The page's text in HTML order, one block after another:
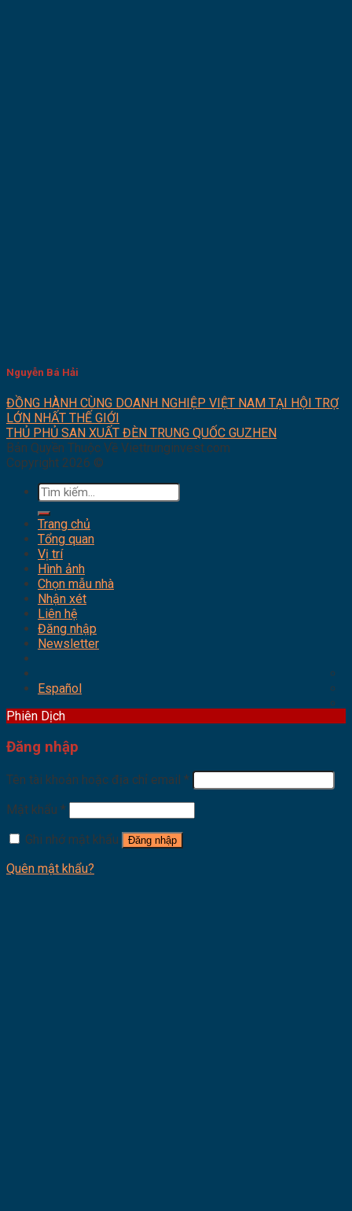
Nguyễn Bá Hải
ĐỒNG HÀNH CÙNG DOANH NGHIỆP VIỆT NAM TẠI HỘI TRỢ
LỚN NHẤT THẾ GIỚI
THỦ PHỦ SAN XUẤT ĐÈN TRUNG QUỐC GUZHEN
Bản Quyền Thuộc Về Viettrunginvest.com
Copyright 2026 ©
Tìm
kiếm:
Trang chủ
Tổng quan
Vị trí
Hình ảnh
Chọn mẫu nhà
Nhận xét
Liên hệ
Đăng nhập
Newsletter
Español
Phiên Dịch
Đăng nhập
Tên tài khoản hoặc địa chỉ email *
Mật khẩu *
Ghi nhớ mật khẩu
Đăng nhập
Quên mật khẩu?